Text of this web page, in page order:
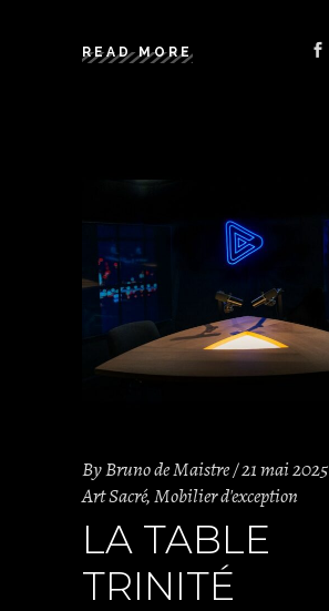
READ MORE
ByBruno de Maistre 21 mai 2025
Art Sacré,Mobilier d'exception
LA TABLE
TRINITÉ